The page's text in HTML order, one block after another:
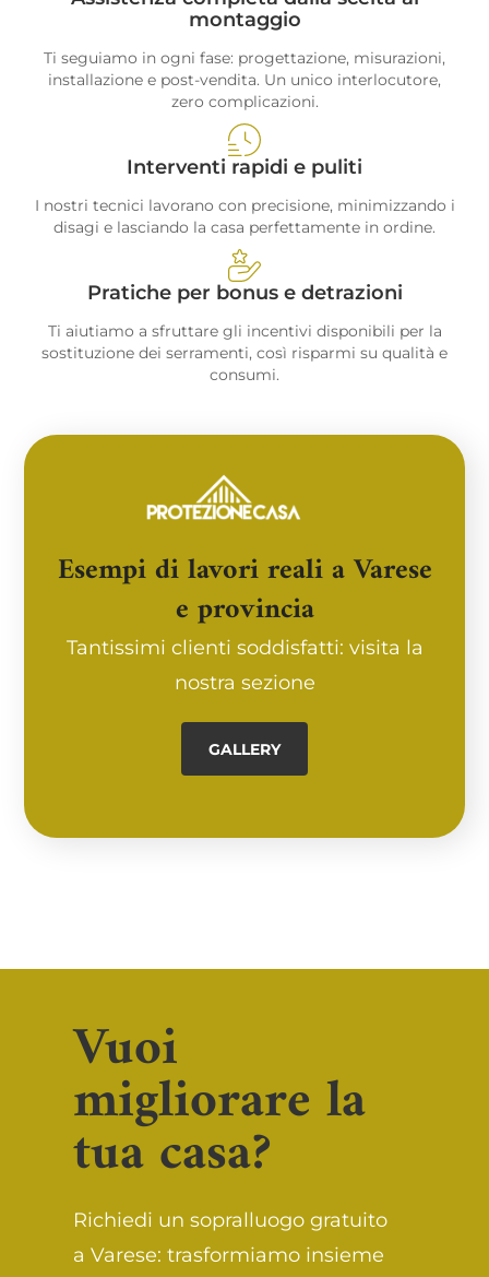
montaggio
Ti seguiamo in ogni fase: progettazione, misurazioni,
installazione e post-vendita. Un unico interlocutore,
zero complicazioni.
Interventi rapidi e puliti
I nostri tecnici lavorano con precisione, minimizzando i
disagi e lasciando la casa perfettamente in ordine.
Pratiche per bonus e detrazioni
Ti aiutiamo a sfruttare gli incentivi disponibili per la
sostituzione dei serramenti, così risparmi su qualità e
consumi.
Esempi di lavori reali a Varese
e provincia
Tantissimi clienti soddisfatti: visita la
nostra sezione
GALLERY
Vuoi
migliorare la
tua casa?
Richiedi un sopralluogo gratuito
a Varese: trasformiamo insieme